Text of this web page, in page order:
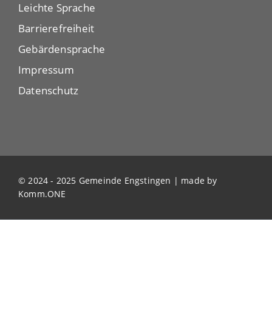
Leichte Sprache
Barrierefreiheit
Gebärdensprache
Impressum
Datenschutz
© 2024 - 2025 Gemeinde Engstingen | made by
Komm.ONE